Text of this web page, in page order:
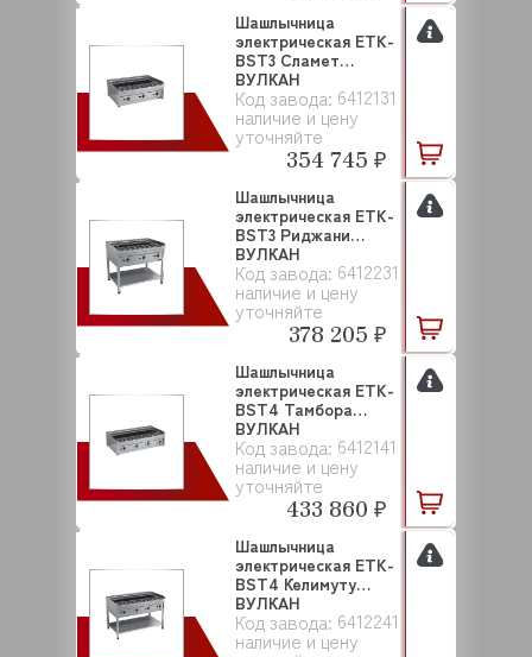
Код завода: 6412131
наличие и цену
уточняйте
Шашлычница
электрическая ETK-
BST3 Сламет
ВУЛКАН
354 745 ₽
Код завода: 6412231
наличие и цену
уточняйте
Шашлычница
электрическая ETK-
BST3 Риджани
ВУЛКАН
378 205 ₽
Код завода: 6412141
наличие и цену
уточняйте
Шашлычница
электрическая ETK-
BST4 Тамбора
ВУЛКАН
433 860 ₽
Код завода: 6412241
наличие и цену
Шашлычница
электрическая ETK-
BST4 Келимуту
ВУЛКАН